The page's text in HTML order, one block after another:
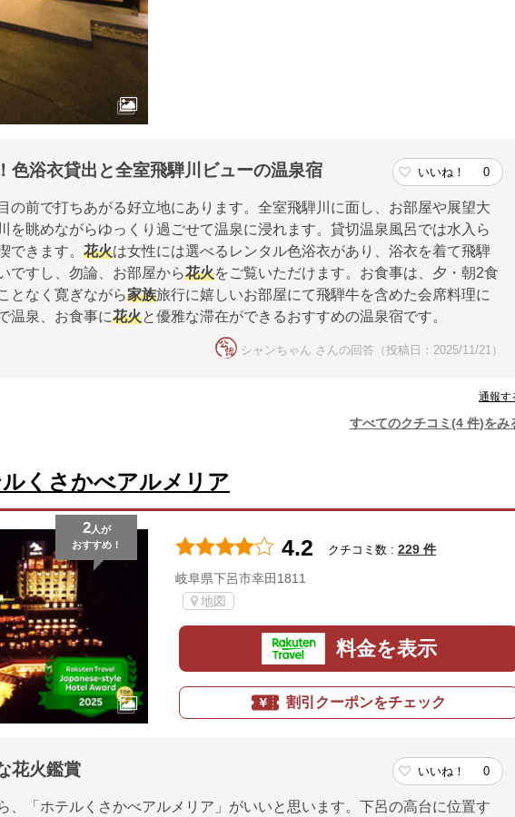
色浴衣貸出と全室飛騨川ビューの温泉宿 いいね！ 0
の前で打ちあがる好立地にあります。全室飛騨川に面し、お部屋や展望大
を眺めながらゆっくり過ごせて温泉に浸れます。貸切温泉風呂では水入ら
できます。 花火は女性には選べるレンタル色浴衣があり、浴衣を着て飛騨
ですし、勿論、お部屋から花火をご覧いただけます。お食事は、夕・朝2食
となく寛ぎながら家族旅行に嬉しいお部屋にて飛騨牛を含めた会席料理に
温泉、お食事に花火と優雅な滞在ができるおすすめの温泉宿です。
シャンちゃん さんの回答（投稿日：2025/11/21）
通報す
すべてのクチコミ(4 件)をみ
くさかべアルメリア
2人が
おすすめ！
4.2 クチコミ数 : 229 件
岐阜県下呂市幸田1811
地図
料金を表示
割引クーポンをチェック
花火鑑賞 いいね！ 0
、「ホテルくさかべアルメリア」がいいと思います。下呂の高台に位置す